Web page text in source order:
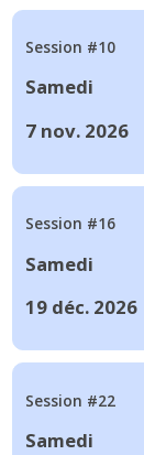
Session #10
Samedi
7 nov. 2026
Session #16
Samedi
19 déc. 2026
Session #22
Samedi